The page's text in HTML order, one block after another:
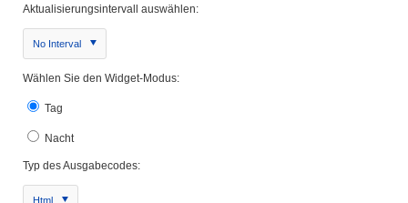
Aktualisierungsintervall auswählen:
No Interval
Wählen Sie den Widget-Modus:
Tag
Nacht
Typ des Ausgabecodes:
Html